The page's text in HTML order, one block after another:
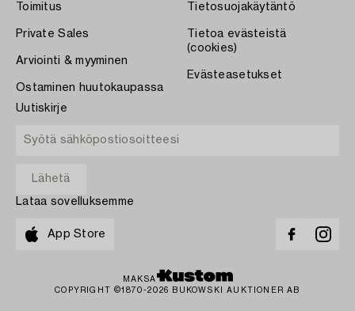
Toimitus
Private Sales
Arviointi & myyminen
Ostaminen huutokaupassa
Tietosuojakäytäntö
Tietoa evästeistä
(cookies)
Evästeasetukset
Uutiskirje
Lataa sovelluksemme
App Store
MAKSA
COPYRIGHT ©1870-2026 BUKOWSKI AUKTIONER AB